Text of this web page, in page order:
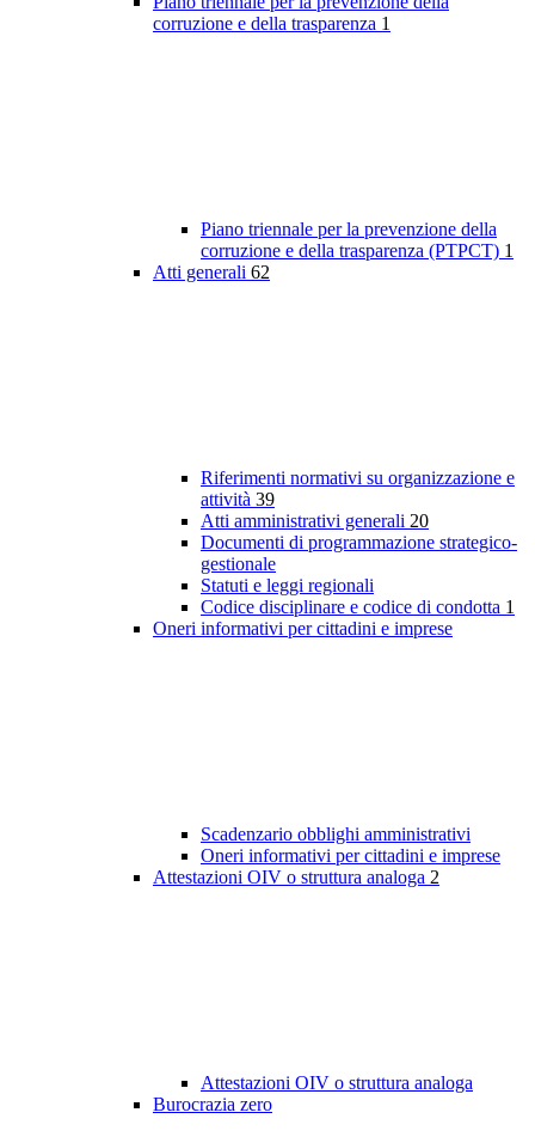
corruzione e della trasparenza 1
Piano triennale per la prevenzione della
corruzione e della trasparenza (PTPCT) 1
Atti generali 62
Riferimenti normativi su organizzazione e
attività 39
Atti amministrativi generali 20
Documenti di programmazione strategico-
gestionale
Statuti e leggi regionali
Codice disciplinare e codice di condotta 1
Oneri informativi per cittadini e imprese
Scadenzario obblighi amministrativi
Oneri informativi per cittadini e imprese
Attestazioni OIV o struttura analoga 2
Attestazioni OIV o struttura analoga
Burocrazia zero